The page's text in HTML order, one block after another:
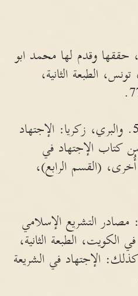
حققها وقدم لها محمد ابو
الطبعة الثانية،
سير أعلام النبلاء، ج5. والبري، زكريا: الإجتهاد
كتاب الإجتهاد في
(القسم الرابع)،
التشريع الإسلامي
الكويت، الطبعة الثانية،
حاشية ص167. كذلك: الإجتهاد في الشريعة